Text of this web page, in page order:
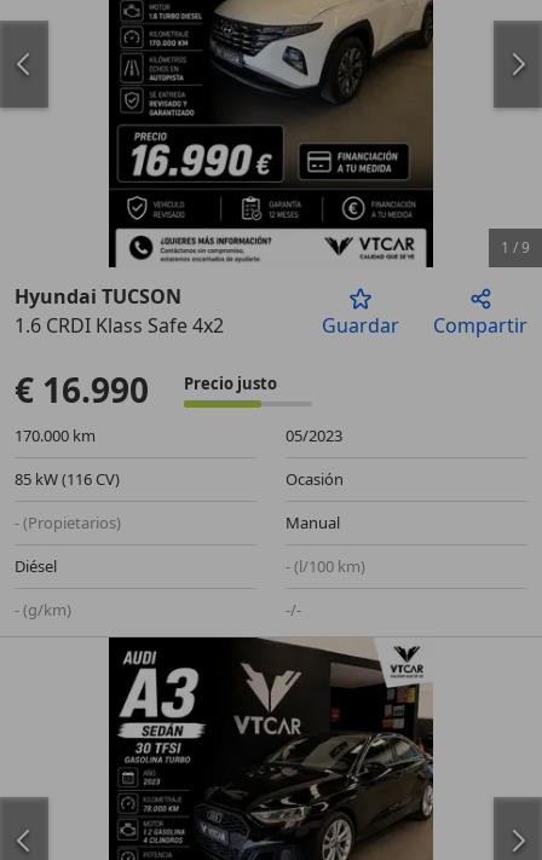
Anterior
1 /9
Hyundai TUCSON
1.6 CRDI Klass Safe 4x2
Guardar Compartir
€ 16.990 Precio justo
170.000 km
05/2023
85 kW (116 CV)
Ocasión
- (Propietarios)
Manual
Diésel
- (l/100 km)
- (g/km)
-/-